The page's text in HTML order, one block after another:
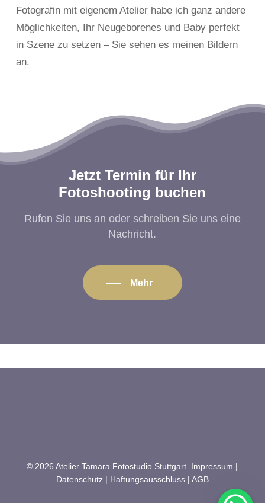
Fotografin mit eigenem Atelier habe ich ganz andere
Möglichkeiten, Ihr Neugeborenes und Baby perfekt
in Szene zu setzen – Sie sehen es meinen Bildern
an.
Jetzt Termin für Ihr
Fotoshooting buchen
Rufen Sie uns an oder schreiben Sie uns eine
Nachricht.
Mehr
© 2026 Atelier Tamara Fotostudio Stuttgart. Impressum |
Datenschutz| Haftungsausschluss| AGB